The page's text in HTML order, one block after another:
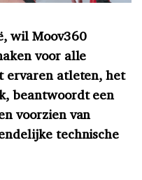
wil Moov360
voor alle
ervaren atleten, het
beantwoordt een
voorzien van
technische